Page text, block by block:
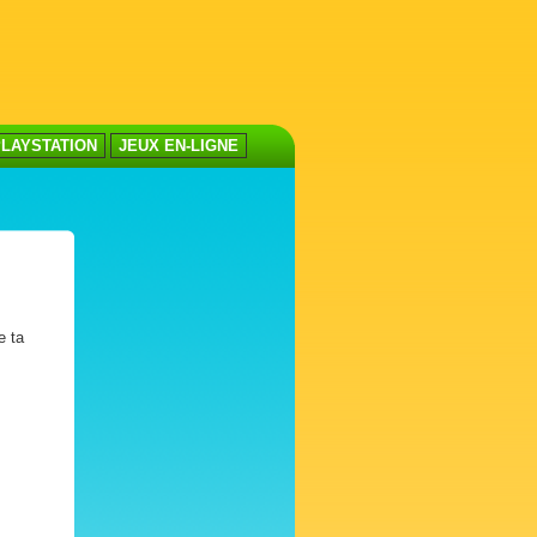
JEUX EN-LIGNE
ta